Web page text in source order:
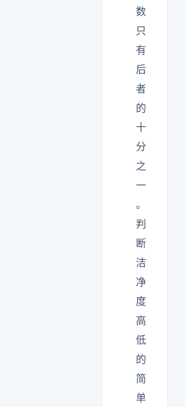
数
只
有
后
者
的
十
分
之
一
。
判
断
洁
净
度
高
低
的
简
单